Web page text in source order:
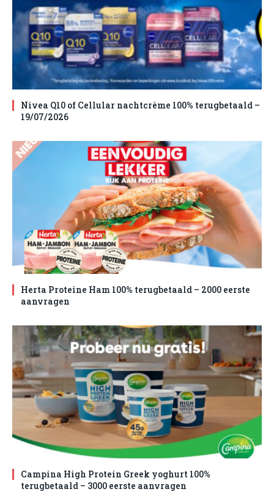
Nivea Q10 of Cellular nachtcrème 100% terugbetaald –
19/07/2026
Herta Proteine Ham 100% terugbetaald – 2000 eerste
aanvragen
Campina High Protein Greek yoghurt 100%
terugbetaald – 3000 eerste aanvragen